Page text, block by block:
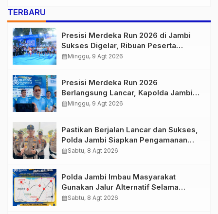
TERBARU
Presisi Merdeka Run 2026 di Jambi
Sukses Digelar, Ribuan Peserta
Ramaikan Event Nasional
calendar_monthMinggu, 9 Agt 2026
Presisi Merdeka Run 2026
Berlangsung Lancar, Kapolda Jambi
Ucapkan Terimakasih dan Apresiasi
calendar_monthMinggu, 9 Agt 2026
Pastikan Berjalan Lancar dan Sukses,
Polda Jambi Siapkan Pengamanan
Berlapis untuk 8.750 Pelari, 1.848
calendar_monthSabtu, 8 Agt 2026
Polda Jambi Imbau Masyarakat
Gunakan Jalur Alternatif Selama
Pelaksanaan Presisi Merdeka Run
calendar_monthSabtu, 8 Agt 2026